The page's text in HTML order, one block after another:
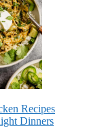
Recipes
Dinners